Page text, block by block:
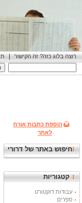
רוצה בלוג כזה? זה הקישור |
הוספת כתבות אורח
לאתר
חיפוש באתר של דרורי
קטגוריות
עבודות דוקטורט
ספרים